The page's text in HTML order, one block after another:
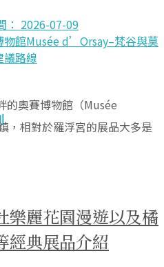
： 2026-07-09
的奧賽博物館（Musée
，相對於羅浮宮的展品大多是
樂麗花園漫遊以及橘
經典展品介紹